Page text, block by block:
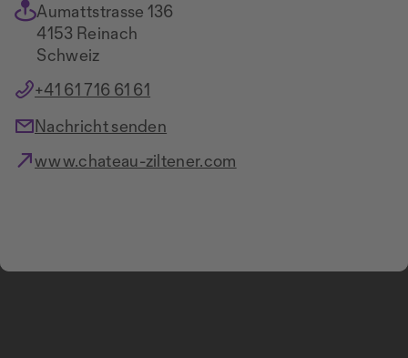
Aumattstrasse 136
4153 Reinach
Schweiz
+41 61 716 61 61
Nachricht senden
www.chateau-ziltener.com